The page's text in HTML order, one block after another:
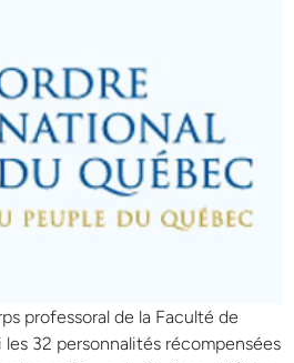
professoral de la Faculté de
32 personnalités récompensées